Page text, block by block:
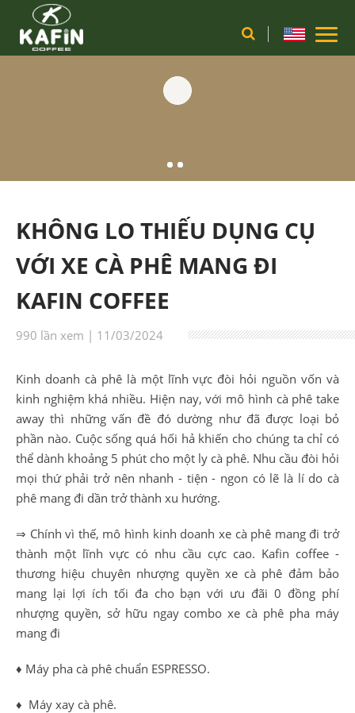
KHÔNG LO THIẾU DỤNG CỤ
VỚI XE CÀ PHÊ MANG ĐI
KAFIN COFFEE
990 lần xem | 11/03/2024
Kinh doanh cà phê là một lĩnh vực đòi hỏi nguồn vốn và
kinh nghiệm khá nhiều. Hiện nay, với mô hình cà phê take
away thì những vấn đề đó dường như đã được loại bỏ
phần nào. Cuộc sống quá hối hả khiến cho chúng ta chỉ có
thể dành khoảng 5 phút cho một ly cà phê. Nhu cầu đòi hỏi
mọi thứ phải trở nên nhanh - tiện - ngon có lẽ là lí do cà
phê mang đi dần trở thành xu hướng.
⇒ Chính vì thế, mô hình kinh doanh xe cà phê mang đi trở
thành một lĩnh vực có nhu cầu cực cao. Kafin coffee -
thương hiệu chuyên nhượng quyền xe cà phê đảm bảo
mang lại lợi ích tối đa cho bạn với ưu đãi 0 đồng phí
nhượng quyền, sở hữu ngay combo xe cà phê pha máy
mang đi
♦ Máy pha cà phê chuẩn ESPRESSO.
♦ Máy xay cà phê.